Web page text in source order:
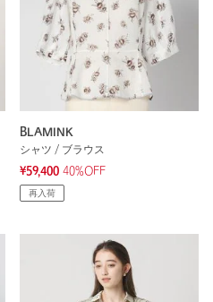
BLAMINK
シャツ / ブラウス
¥59,400 40%OFF
再入荷